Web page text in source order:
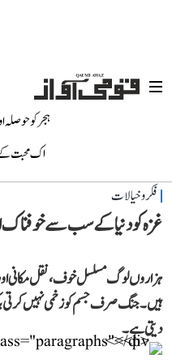
ہجر کو
اک محبت
فکر و خیالات
غزہ کو دنیا کے سب سے خوفناک
ہزاروں لوگ مسلسل خوف، نقل مکانی
ہیں۔ جنگ صرف جسم کو زخمی نہیں کرتی
دیتی ہے۔